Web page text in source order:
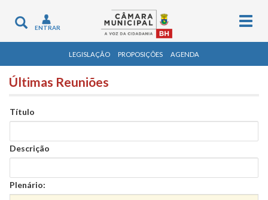
Toggle
navigation
ENTRAR
LEGISLAÇÃO PROPOSIÇÕES AGENDA
Últimas Reuniões
Título
Descrição
Plenário: